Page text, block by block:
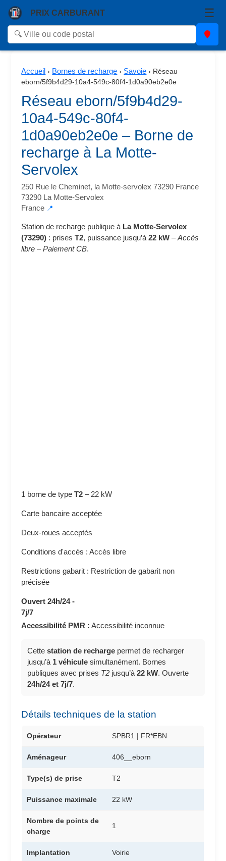
PRIX CARBURANT ☰
Accueil › Bornes de recharge › Savoie › Réseau
eborn/5f9b4d29-10a4-549c-80f4-1d0a90eb2e0e
Réseau eborn/5f9b4d29-
10a4-549c-80f4-
1d0a90eb2e0e – Borne de
recharge à La Motte-
Servolex
250 Rue le Cheminet, la Motte-servolex 73290 France
73290 La Motte-Servolex
France 📍
Station de recharge publique à La Motte-Servolex
(73290) : prisesT2, puissance jusqu’à22 kW –Accès
libre –Paiement CB.
1 borne de typeT2 – 22 kW
Carte bancaire acceptée
Deux-roues acceptés
Conditions d'accès : Accès libre
Restrictions gabarit : Restriction de gabarit non
précisée
Ouvert 24h/24 -
7j/7
Accessibilité PMR : Accessibilité inconnue
Cettestation de recharge permet de recharger
jusqu’à 1 véhicule simultanément. Bornes
publiques avec prises T2 jusqu’à22 kW. Ouverte
24h/24 et 7j/7.
Détails techniques de la station
Opérateur SPBR1 | FR*EBN
Aménageur 406__eborn
Type(s) de prise T2
Puissance maximale 22 kW
Nombre de points de
charge
1
Implantation Voirie